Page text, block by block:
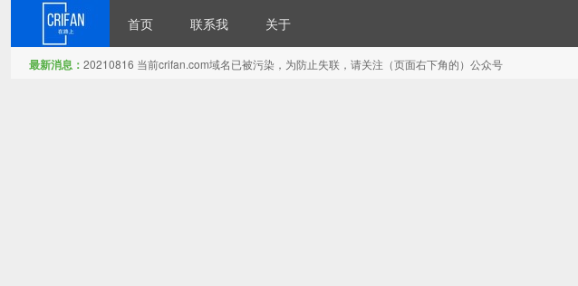
首页 联系我 关于
最新消息： 20210816 当前crifan.com域名已被污染，为防止失联，请关注（页面右下角的）公众号